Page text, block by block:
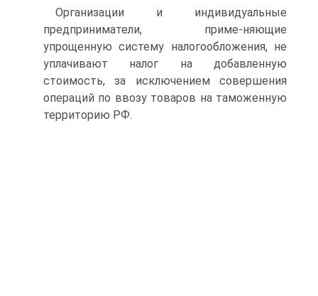
Организации и индивидуальные
предприниматели, приме-няющие
упрощенную систему налогообложения, не
уплачивают налог на добавленную
стоимость, за исключением совершения
операций по ввозу товаров на таможенную
территорию РФ.